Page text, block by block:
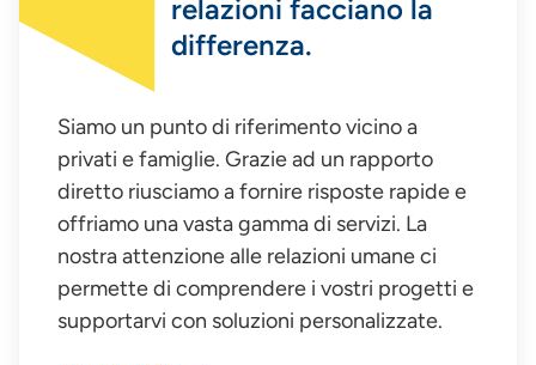
relazioni facciano la
differenza.
Siamo un punto di riferimento vicino a
privati e famiglie. Grazie ad un rapporto
diretto riusciamo a fornire risposte rapide e
offriamo una vasta gamma di servizi. La
nostra attenzione alle relazioni umane ci
permette di comprendere i vostri progetti e
supportarvi con soluzioni personalizzate.